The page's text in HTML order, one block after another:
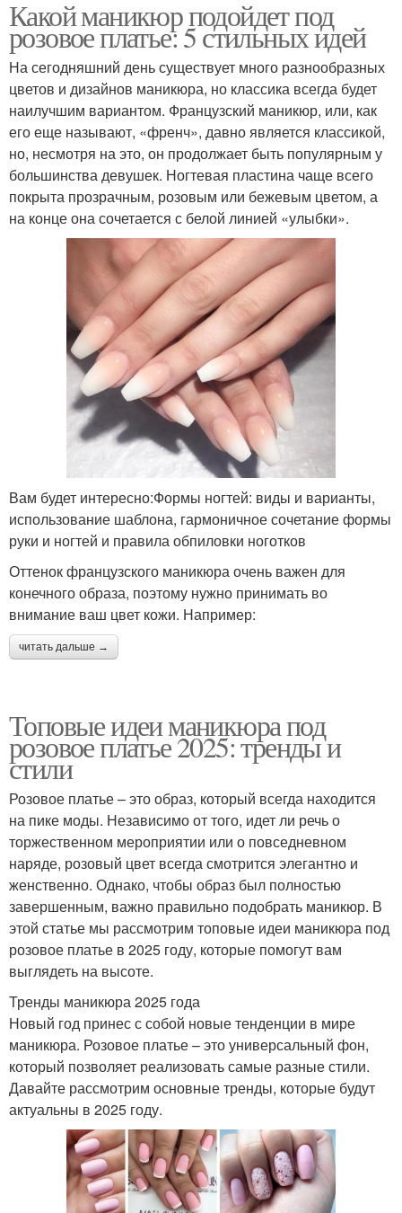
Какой маникюр подойдет под
розовое платье: 5 стильных идей
На сегодняшний день существует много разнообразных
цветов и дизайнов маникюра, но классика всегда будет
наилучшим вариантом. Французский маникюр, или, как
его еще называют, «френч», давно является классикой,
но, несмотря на это, он продолжает быть популярным у
большинства девушек. Ногтевая пластина чаще всего
покрыта прозрачным, розовым или бежевым цветом, а
на конце она сочетается с белой линией «улыбки».
Вам будет интересно:Формы ногтей: виды и варианты,
использование шаблона, гармоничное сочетание формы
руки и ногтей и правила обпиловки ноготков
Оттенок французского маникюра очень важен для
конечного образа, поэтому нужно принимать во
внимание ваш цвет кожи. Например:
читать дальше →
Топовые идеи маникюра под
розовое платье 2025: тренды и
стили
Розовое платье – это образ, который всегда находится
на пике моды. Независимо от того, идет ли речь о
торжественном мероприятии или о повседневном
наряде, розовый цвет всегда смотрится элегантно и
женственно. Однако, чтобы образ был полностью
завершенным, важно правильно подобрать маникюр. В
этой статье мы рассмотрим топовые идеи маникюра под
розовое платье в 2025 году, которые помогут вам
выглядеть на высоте.
Тренды маникюра 2025 года
Новый год принес с собой новые тенденции в мире
маникюра. Розовое платье – это универсальный фон,
который позволяет реализовать самые разные стили.
Давайте рассмотрим основные тренды, которые будут
актуальны в 2025 году.